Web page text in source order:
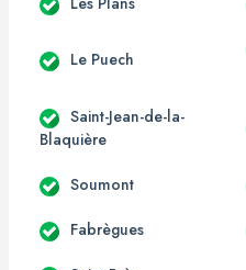
Le Puech
Saint-Jean-de-la-
Blaquière
Soumont
Fabrègues